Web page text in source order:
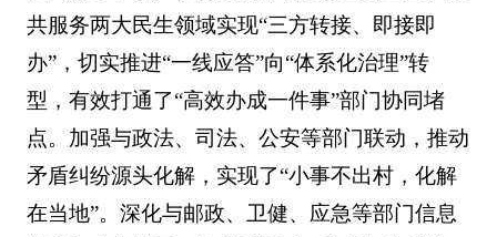
共服务两大民生领域实现“三方转接、即接即
办”，切实推进“一线应答”向“体系化治理”转
型，有效打通了“高效办成一件事”部门协同堵
点。加强与政法、司法、公安等部门联动，推动
矛盾纠纷源头化解，实现了“小事不出村，化解
在当地”。深化与邮政、卫健、应急等部门信息